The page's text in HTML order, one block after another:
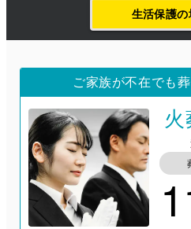
生活保護の
ご家族が不在でも